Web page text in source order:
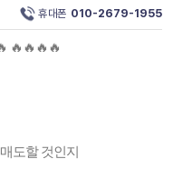
휴대폰 010-2679-1955
🔥🔥🔥🔥
도할 것인지